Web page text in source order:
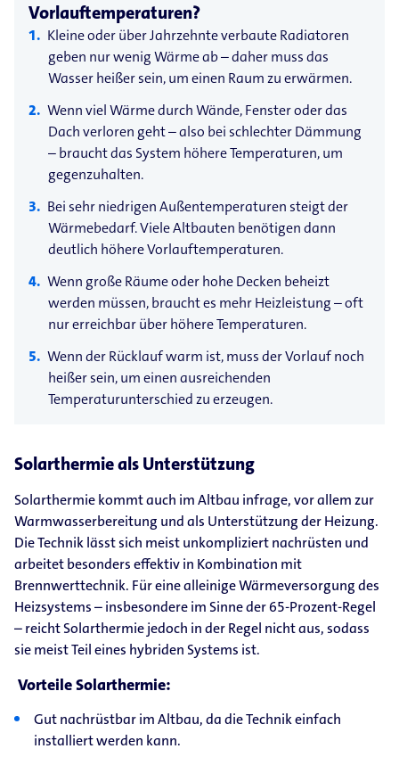
Vorlauftemperaturen?
Kleine oder über Jahrzehnte verbaute Radiatoren
geben nur wenig Wärme ab – daher muss das
Wasser heißer sein, um einen Raum zu erwärmen.
Wenn viel Wärme durch Wände, Fenster oder das
Dach verloren geht – also bei schlechter Dämmung
– braucht das System höhere Temperaturen, um
gegenzuhalten.
Bei sehr niedrigen Außentemperaturen steigt der
Wärmebedarf. Viele Altbauten benötigen dann
deutlich höhere Vorlauftemperaturen.
Wenn große Räume oder hohe Decken beheizt
werden müssen, braucht es mehr Heizleistung – oft
nur erreichbar über höhere Temperaturen.
Wenn der Rücklauf warm ist, muss der Vorlauf noch
heißer sein, um einen ausreichenden
Temperaturunterschied zu erzeugen.
Solarthermie als Unterstützung
Solarthermie kommt auch im Altbau infrage, vor allem zur
Warmwasserbereitung und als Unterstützung der Heizung.
Die Technik lässt sich meist unkompliziert nachrüsten und
arbeitet besonders effektiv in Kombination mit
Brennwerttechnik. Für eine alleinige Wärmeversorgung des
Heizsystems – insbesondere im Sinne der 65-Prozent-Regel
– reicht Solarthermie jedoch in der Regel nicht aus, sodass
sie meist Teil eines hybriden Systems ist.
Vorteile Solarthermie:
Gut nachrüstbar im Altbau, da die Technik einfach
installiert werden kann.